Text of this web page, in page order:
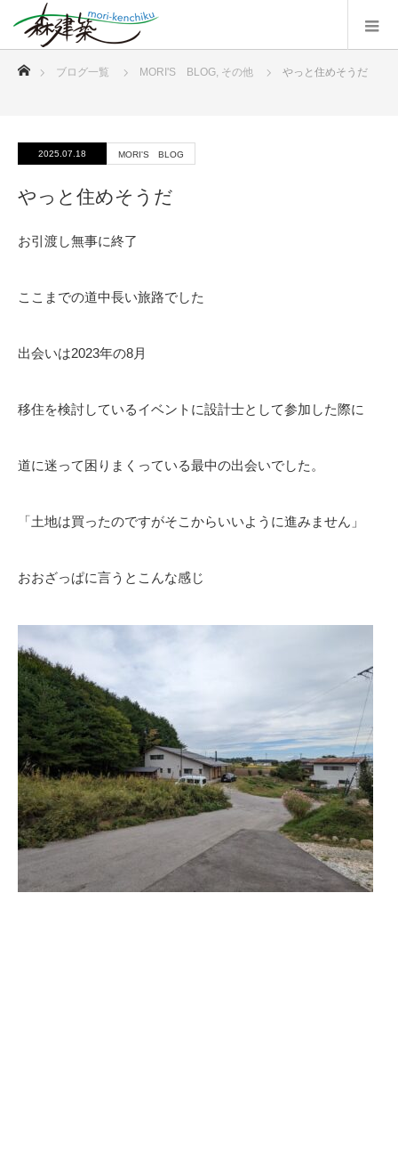
ブログ一覧 MORI'S BLOG, その他 やっと住めそうだ
2025.07.18 MORI'S BLOG
やっと住めそうだ
お引渡し無事に終了
ここまでの道中長い旅路でした
出会いは2023年の8月
移住を検討しているイベントに設計士として参加した際に
道に迷って困りまくっている最中の出会いでした。
「土地は買ったのですがそこからいいように進みません」
おおざっぱに言うとこんな感じ